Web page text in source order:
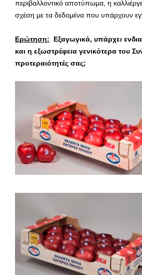
περιβαλλοντικό αποτύπωμα, η
σχέση με τα δεδομένα που υπάρχουν
Ερώτηση:
Εξαγωγικά, υπάρχει
και η εξωστρέφεια γενικότερα του
προτεραιότητές σας;